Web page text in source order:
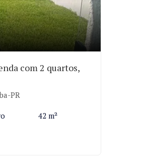
com 2 quartos,
PR
42 m²